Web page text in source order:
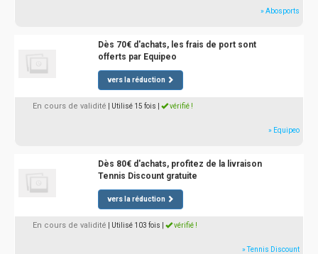
» Abosports
Dès 70€ d'achats, les frais de port sont
offerts par Equipeo
vers la réduction
En cours de validité | Utilisé 15 fois vérifié !
» Equipeo
Dès 80€ d'achats, profitez de la livraison
Tennis Discount gratuite
vers la réduction
En cours de validité | Utilisé 103 fois vérifié !
» Tennis Discount